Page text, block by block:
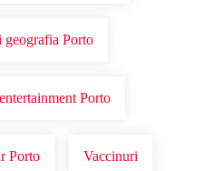
geografia Porto
Porto
Porto Vaccinuri